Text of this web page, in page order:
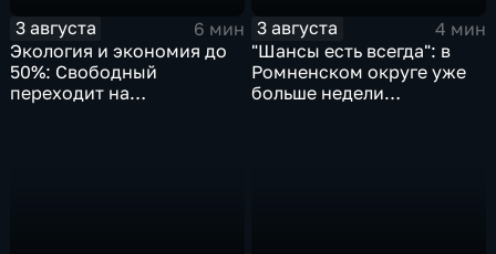
3 августа
6 мин
Экология и экономия до
50%: Свободный
переходит на
3 августа
4 мин
"Шансы есть всегда": в
Ромненском округе уже
больше недели